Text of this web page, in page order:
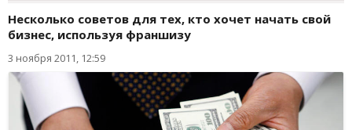
Несколько советов для тех, кто хочет начать свой
бизнес, используя франшизу
3 ноября 2011, 12:59